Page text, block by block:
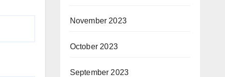
November 2023
October 2023
September 2023